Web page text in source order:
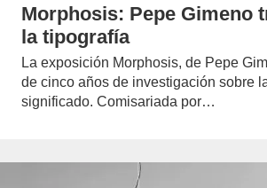
Morphosis: Pepe Gimeno
la tipografía
La exposición Morphosis, de Pepe
de cinco años de investigación sobre
significado. Comisariada por…